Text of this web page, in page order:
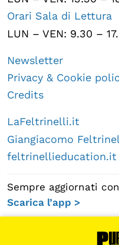
Orari Sala di Lettura
LUN – VEN: 9.30 –
Newsletter
Privacy & Cookie
Credits
LaFeltrinelli.it
Giangiacomo
feltrinellieducation.it
Sempre aggiornati
Scarica l’app >